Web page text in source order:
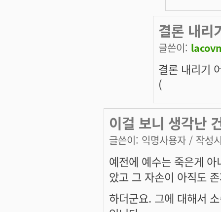
결론 내리
글쓴이:
결론 내리기
(
이걸 보니 생각난
글쓴이: 익명사용자 / 작성
예전에 예수는 죽은게
았고 그 자손이 아직도
하더군요. 그에 대해서